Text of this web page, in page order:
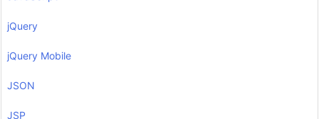
jQuery
jQuery Mobile
JSON
JSP